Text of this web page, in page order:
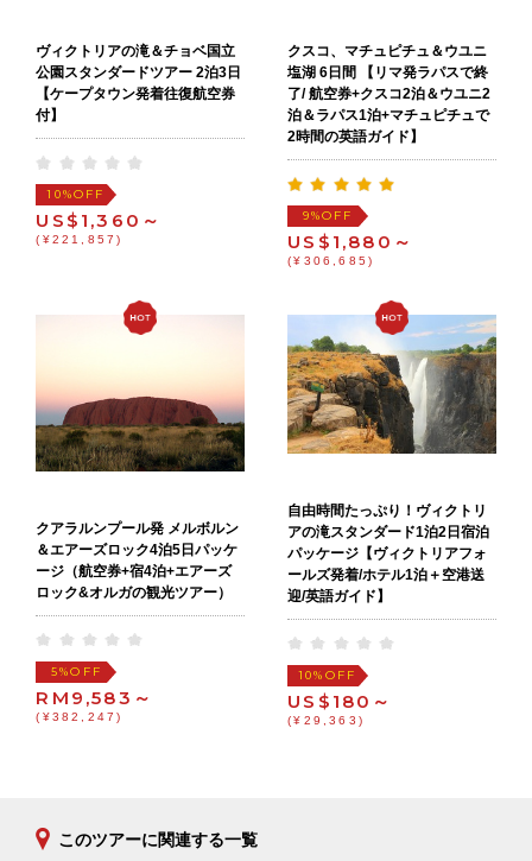
ヴィクトリアの滝＆チョベ国立
公園スタンダードツアー 2泊3日
【ケープタウン発着往復航空券
付】
10%OFF
US$1,360～
(¥221,857)
クスコ、マチュピチュ＆ウユニ
塩湖 6日間 【リマ発ラパスで終
了/ 航空券+クスコ2泊＆ウユニ2
泊＆ラパス1泊+マチュピチュで
2時間の英語ガイド】
9%OFF
US$1,880～
(¥306,685)
クアラルンプール発 メルボルン
＆エアーズロック4泊5日パッケ
ージ（航空券+宿4泊+エアーズ
ロック&オルガの観光ツアー）
5%OFF
RM9,583～
(¥382,247)
自由時間たっぷり！ヴィクトリ
アの滝スタンダード1泊2日宿泊
パッケージ【ヴィクトリアフォ
ールズ発着/ホテル1泊＋空港送
迎/英語ガイド】
10% OFF
US$180～
(¥29,363)
このツアーに関連する一覧